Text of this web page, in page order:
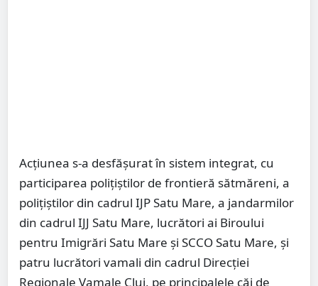
Acțiunea s-a desfășurat în sistem integrat, cu
participarea polițiștilor de frontieră sătmăreni, a
polițiștilor din cadrul IJP Satu Mare, a jandarmilor
din cadrul IJJ Satu Mare, lucrători ai Biroului
pentru Imigrări Satu Mare și SCCO Satu Mare, și
patru lucrători vamali din cadrul Direcției
Regionale Vamale Cluj, pe principalele căi de